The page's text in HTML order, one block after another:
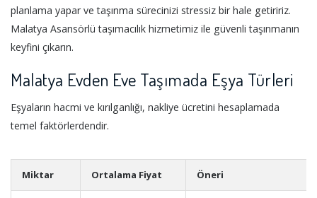
planlama yapar ve taşınma sürecinizi stressiz bir hale getiririz.
Malatya Asansörlü taşımacılık hizmetimiz ile güvenli taşınmanın
keyfini çıkarın.
Malatya Evden Eve Taşımada Eşya Türleri
Eşyaların hacmi ve kırılganlığı, nakliye ücretini hesaplamada
temel faktörlerdendir.
Miktar Ortalama Fiyat Öneri